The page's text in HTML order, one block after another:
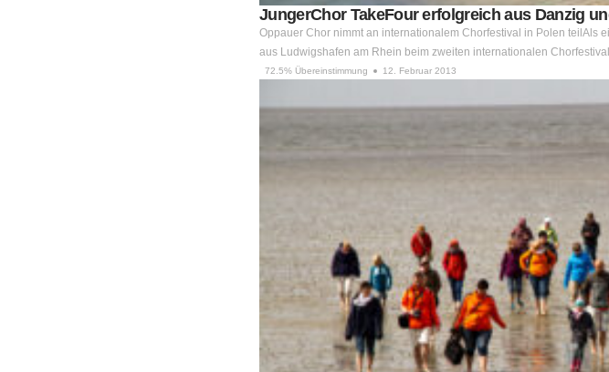
JungerChor TakeFour erfolgreich aus Danzig
Oppauer Chor nimmt an internationalem Chorfestival in Polen teilAls
aus Ludwigshafen am Rhein beim zweiten internationalen
72.5% Übereinstimmung 12. Februar 2013